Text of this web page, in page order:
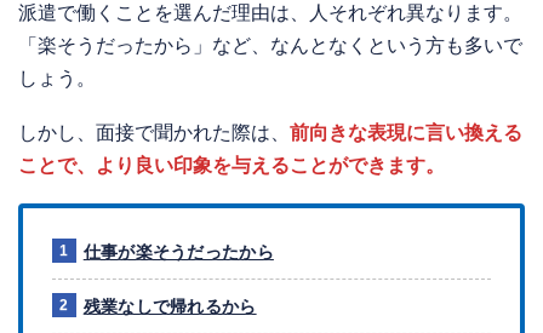
派遣で働くことを選んだ理由は、人それぞれ異なります。
「楽そうだったから」など、なんとなくという方も多いで
しょう。
しかし、面接で聞かれた際は、 前向きな表現に言い換える
ことで、より良い印象を与えることができます。
仕事が楽そうだったから
残業なしで帰れるから